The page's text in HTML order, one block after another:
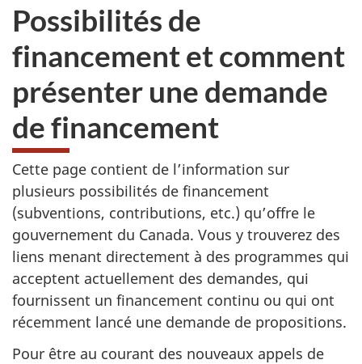
Possibilités de
financement et comment
présenter une demande
de financement
Cette page contient de l’information sur
plusieurs possibilités de financement
(subventions, contributions, etc.) qu’offre le
gouvernement du Canada. Vous y trouverez des
liens menant directement à des programmes qui
acceptent actuellement des demandes, qui
fournissent un financement continu ou qui ont
récemment lancé une demande de propositions.
Pour être au courant des nouveaux appels de